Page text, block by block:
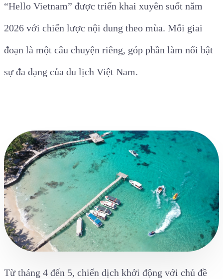
“Hello Vietnam” được triển khai xuyên suốt năm
2026 với chiến lược nội dung theo mùa. Mỗi giai
đoạn là một câu chuyện riêng, góp phần làm nổi bật
sự đa dạng của du lịch Việt Nam.
Từ tháng 4 đến 5, chiến dịch khởi động với chủ đề